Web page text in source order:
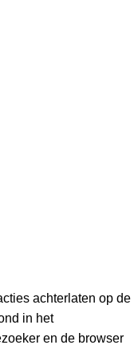
achterlaten op de
in het
en de browser